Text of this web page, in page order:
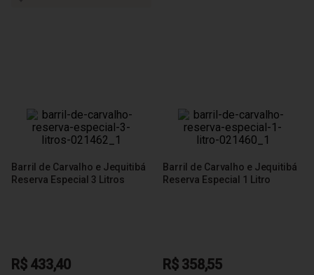
Barril de Carvalho e Jequitibá
Reserva Especial 3 Litros
R$ 433,40
Barril de Carvalho e Jequitibá
Reserva Especial 1 Litro
R$ 358,55